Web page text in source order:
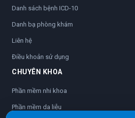
Danh sách bệnh ICD-10
Danh bạ phòng khám
Liên hệ
Điều khoản sử dụng
CHUYÊN KHOA
Phần mềm nhi khoa
Phần mềm da liễu